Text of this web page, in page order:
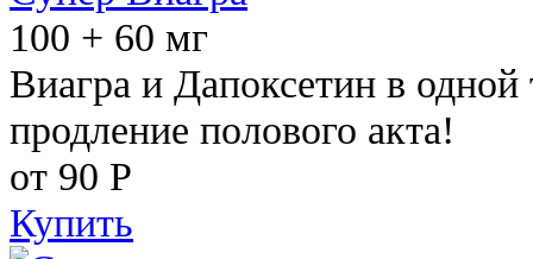
100 + 60 мг
Виагра и Дапоксетин в одной
продление полового акта!
от 90 Р
Купить